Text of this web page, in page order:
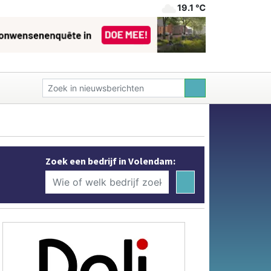
19.1 ℃
Zoek een bedrijf in Volendam: